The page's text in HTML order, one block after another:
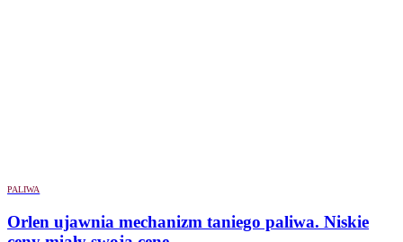
PALIWA
Orlen ujawnia mechanizm taniego paliwa. Niskie